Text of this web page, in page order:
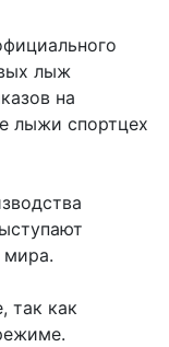
лыж
на
лыжи спортцех
мира.
так как